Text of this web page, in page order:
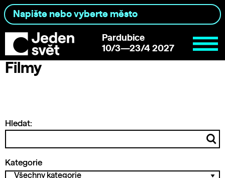
Pardubice
10/3—23/4 2027
Filmy
Hledat:
Kategorie